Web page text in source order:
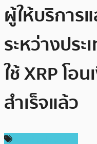
ผู้ให้บริการ
ระหว่างปร
ใช้ XRP โอ
สำเร็จแล้ว